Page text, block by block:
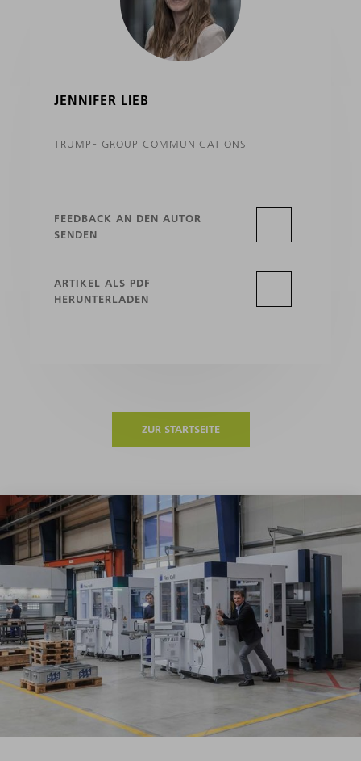
JENNIFER LIEB
TRUMPF GROUP COMMUNICATIONS
FEEDBACK AN DEN AUTOR
SENDEN
ARTIKEL ALS PDF
HERUNTERLADEN
ZUR STARTSEITE